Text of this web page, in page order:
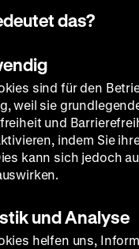
das?
sind für den
weil sie
und
indem Sie
kann sich jedoch
und Analyse
helfen uns,